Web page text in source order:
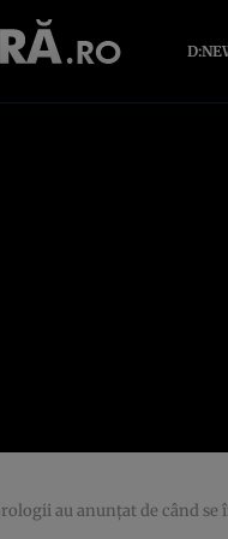
au anunțat de când se